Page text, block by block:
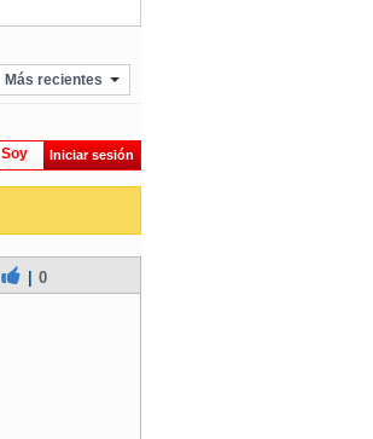
Más recientes
Soy Iniciar sesión
0